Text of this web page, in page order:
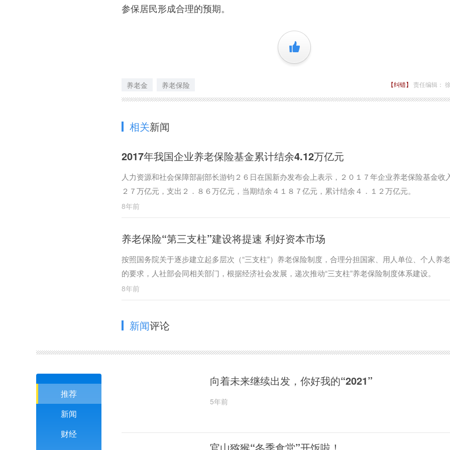
参保居民形成合理的预期。
+1
养老金 养老保险 【纠错】 责任编辑：
相关新闻
2017年我国企业养老保险基金累计结余4.12万亿元
人力资源和社会保障部副部长游钧２６日在国新办发布会上表示，２０１７年企业养老保险基金收
２７万亿元，支出２．８６万亿元，当期结余４１８７亿元，累计结余４．１２万亿元。
8年前
养老保险“第三支柱”建设将提速 利好资本市场
按照国务院关于逐步建立起多层次（“三支柱”）养老保险制度，合理分担国家、用人单位、个人养
的要求，人社部会同相关部门，根据经济社会发展，递次推动“三支柱”养老保险制度体系建设。
8年前
新闻评论
推荐
新闻
财经
向着未来继续出发，你好我的“2021”
5年前